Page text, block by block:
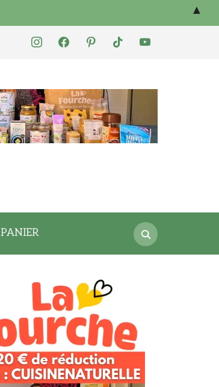
instagramfacebookpinteresttiktok youtube
Search
for:
PANIER
▲